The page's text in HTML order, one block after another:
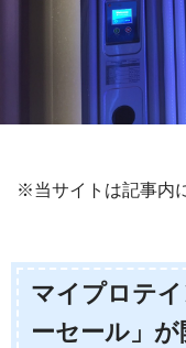
※当サイトは記事内
マイプロテ
ーセール」が